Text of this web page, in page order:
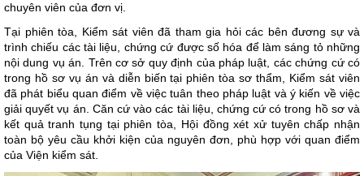
chuyên viên của đơn vị.
Tại phiên tòa, Kiểm sát viên đã tham gia hỏi các bên đương sự và
trình chiếu các tài liệu, chứng cứ được số hóa để làm sáng tỏ những
nội dung vụ án. Trên cơ sở quy định của pháp luật, các chứng cứ có
trong hồ sơ vụ án và diễn biến tại phiên tòa sơ thẩm, Kiểm sát viên
đã phát biểu quan điểm về việc tuân theo pháp luật và ý kiến về việc
giải quyết vụ án. Căn cứ vào các tài liệu, chứng cứ có trong hồ sơ và
kết quả tranh tụng tại phiên tòa, Hội đồng xét xử tuyên chấp nhận
toàn bộ yêu cầu khởi kiện của nguyên đơn, phù hợp với quan điểm
của Viện kiểm sát.